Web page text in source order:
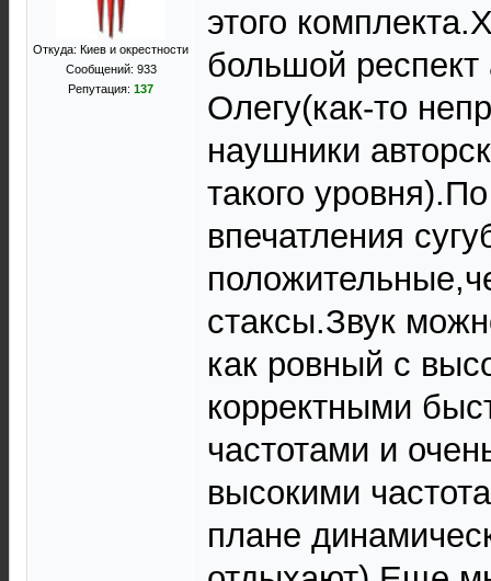
Откуда: Киев и окрестности
Сообщений: 933
Репутация: 137
этого
большой
Олегу(как-то
наушники
такого
впечатления
стаксы.Звук
как ровный с
корректными
частотами и
высокими
плане